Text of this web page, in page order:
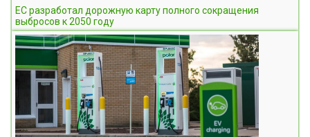
ЕС разработал дорожную карту полного сокращения
выбросов к 2050 году